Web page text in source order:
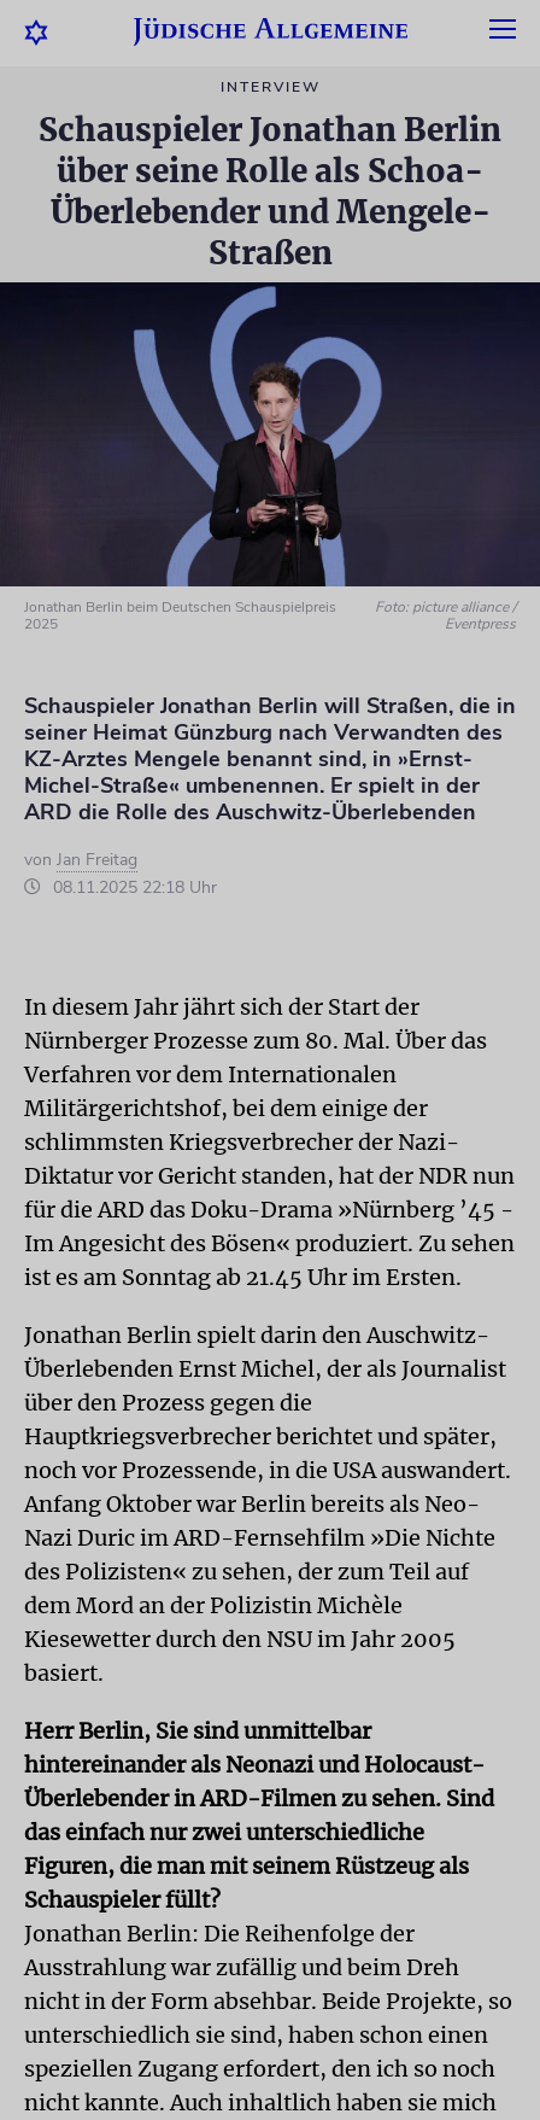
INTERVIEW
Schauspieler Jonathan Berlin
über seine Rolle als Schoa-
Überlebender und Mengele-
Straßen
Jonathan Berlin beim Deutschen Schauspielpreis
2025
Foto: picture alliance /
Eventpress
Schauspieler Jonathan Berlin will Straßen, die in
seiner Heimat Günzburg nach Verwandten des
KZ-Arztes Mengele benannt sind, in »Ernst-
Michel-Straße« umbenennen. Er spielt in der
ARD die Rolle des Auschwitz-Überlebenden
von Jan Freitag
08.11.2025 22:18 Uhr
In diesem Jahr jährt sich der Start der
Nürnberger Prozesse zum 80. Mal. Über das
Verfahren vor dem Internationalen
Militärgerichtshof, bei dem einige der
schlimmsten Kriegsverbrecher der Nazi-
Diktatur vor Gericht standen, hat der NDR nun
für die ARD das Doku-Drama »Nürnberg ’45 -
Im Angesicht des Bösen« produziert. Zu sehen
ist es am Sonntag ab 21.45 Uhr im Ersten.
Jonathan Berlin spielt darin den Auschwitz-
Überlebenden Ernst Michel, der als Journalist
über den Prozess gegen die
Hauptkriegsverbrecher berichtet und später,
noch vor Prozessende, in die USA auswandert.
Anfang Oktober war Berlin bereits als Neo-
Nazi Duric im ARD-Fernsehfilm »Die Nichte
des Polizisten« zu sehen, der zum Teil auf
dem Mord an der Polizistin Michèle
Kiesewetter durch den NSU im Jahr 2005
basiert.
Herr Berlin, Sie sind unmittelbar
hintereinander als Neonazi und Holocaust-
Überlebender in ARD-Filmen zu sehen. Sind
das einfach nur zwei unterschiedliche
Figuren, die man mit seinem Rüstzeug als
Schauspieler füllt?
Jonathan Berlin: Die Reihenfolge der
Ausstrahlung war zufällig und beim Dreh
nicht in der Form absehbar. Beide Projekte, so
unterschiedlich sie sind, haben schon einen
speziellen Zugang erfordert, den ich so noch
nicht kannte. Auch inhaltlich haben sie mich